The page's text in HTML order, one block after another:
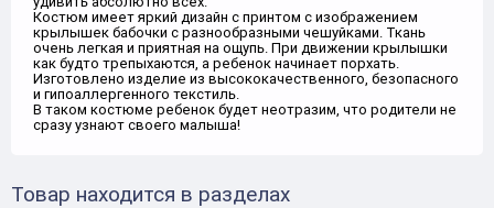
Костюм имеет яркий дизайн с принтом с изображением
крылышек бабочки с разнообразными чешуйками. Ткань
очень легкая и приятная на ощупь. При движении крылышки
как будто трепыхаются, а ребенок начинает порхать.
Изготовлено изделие из высококачественного, безопасного
и гипоаллергенного текстиль.
В таком костюме ребенок будет неотразим, что родители не
сразу узнают своего малыша!
Товар находится в разделах